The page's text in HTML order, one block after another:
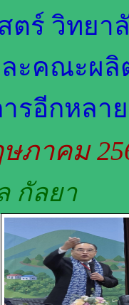
ตร์ วิทย
ะคณะผลิ
รอีกหลา
ภาคม
กัลยา